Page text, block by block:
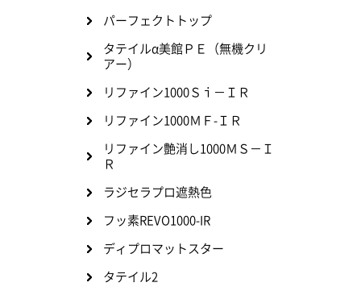
パーフェクトトップ
タテイルα美館ＰＥ（無機クリ
アー）
リファイン1000Ｓｉ－ＩＲ
リファイン1000ＭＦ-ＩＲ
リファイン艶消し1000ＭＳ－Ｉ
Ｒ
ラジセラプロ遮熱色
フッ素REVO1000-IR
ディプロマットスター
タテイル2